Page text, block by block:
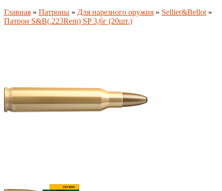
Главная » Патроны » Для нарезного оружия » Sellier&Bellot »
Патрон S&B(.223Rem) SP 3,6г (20шт.)